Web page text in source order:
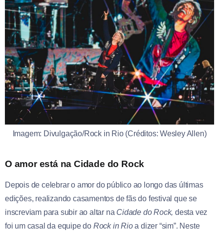
Imagem: Divulgação/Rock in Rio (Créditos: Wesley Allen)
O amor está na Cidade do Rock
Depois de celebrar o amor do público ao longo das últimas
edições, realizando casamentos de fãs do festival que se
inscreviam para subir ao altar naCidade do Rock, desta vez
foi um casal da equipe do Rock in Rioa dizer “sim”. Neste